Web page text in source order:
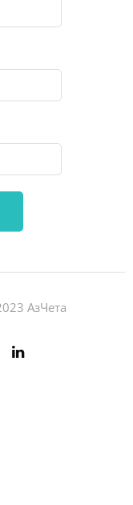
АзЧета